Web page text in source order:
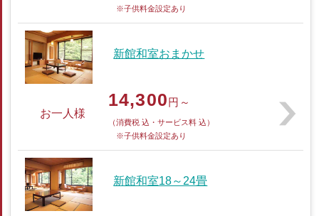
※子供料金設定あり
新館和室おまかせ
お一人様
14,300円～
（消費税 込・サービス料 込）
※子供料金設定あり
新館和室18～24畳